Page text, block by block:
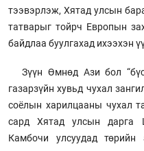
тээвэрлэж, Хятад улсын
татварыг тойрч Европын
байдлаа буулгахад ихээхэн
Зүүн Өмнөд Ази бол
газарзүйн хувьд чухал
соёлын харилцааны чухал
сард Хятад улсын дарга
Камбочи улсуудад